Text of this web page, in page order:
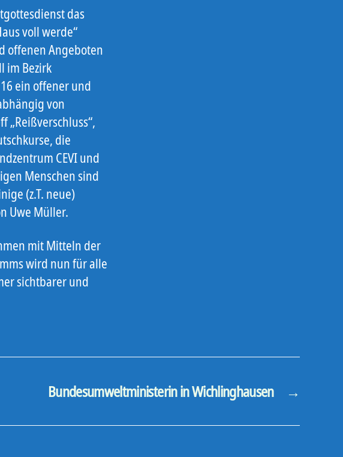
das
voll werde“
offenen Angeboten
im Bezirk
ein offener und
von
„Reißverschluss“,
die
CEVI und
Menschen sind
(z.T. neue)
Uwe Müller.
mit Mitteln der
wird nun für alle
sichtbarer und
→
Bundesumweltministerin in Wichlinghausen